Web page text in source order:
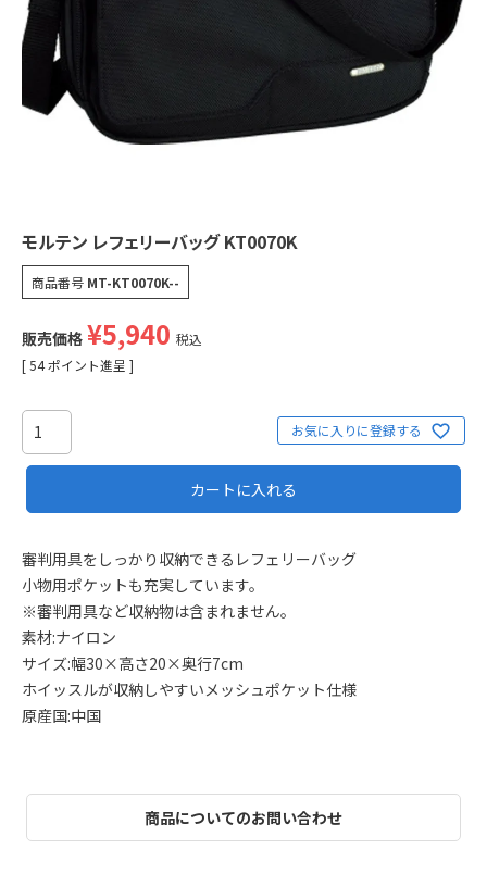
モルテン レフェリーバッグ KT0070K
商品番号 MT-KT0070K--
販売価格 ¥5,940 税込
[54ポイント進呈 ]
お気に入りに登録する
カートに入れる
審判用具をしっかり収納できるレフェリーバッグ
小物用ポケットも充実しています。
※審判用具など収納物は含まれません。
素材:ナイロン
サイズ:幅30×高さ20×奥行7cm
ホイッスルが収納しやすいメッシュポケット仕様
原産国:中国
商品についてのお問い合わせ